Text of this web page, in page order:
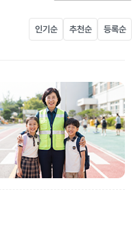
인기순 추천순 등록순